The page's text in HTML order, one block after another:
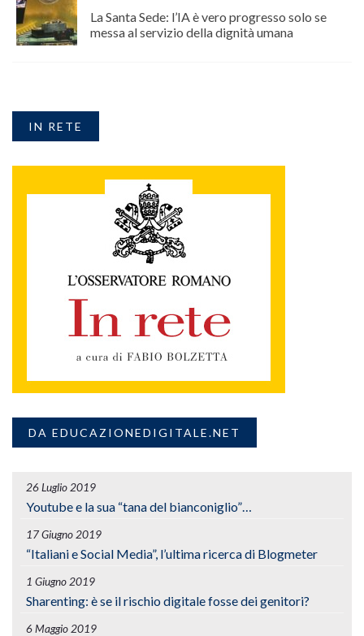
La Santa Sede: l’IA è vero progresso solo se
messa al servizio della dignità umana
IN RETE
DA EDUCAZIONEDIGITALE.NET
26 Luglio 2019
Youtube e la sua “tana del bianconiglio”…
17 Giugno 2019
“Italiani e Social Media”, l’ultima ricerca di Blogmeter
1 Giugno 2019
Sharenting: è se il rischio digitale fosse dei genitori?
6 Maggio 2019